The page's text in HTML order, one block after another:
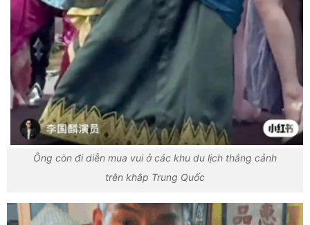
Ông còn đi diễn mua vui ở các khu du lịch thắng cảnh
trên khắp Trung Quốc